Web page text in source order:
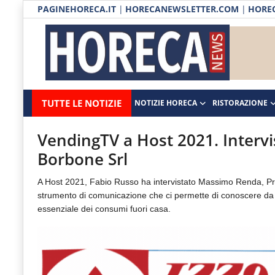
PAGINEHORECA.IT | HORECANEWSLETTER.COM |
Horecanews.it
-
Notizie
Horeca
Il
portale
del
canale
e
del
TUTTE LE NOTIZIE NOTIZIE HORECA RISTORAZIONE
Notizie HORECA
Ristorazione
Ospitalità
Distribuzione
Prodotti | Dispensa Horeca
RUBRICHE
VendingTV a Host 2021.
Borbone Srl
A Host 2021, Fabio Russo ha intervistato Massimo Renda,
strumento di comunicazione che ci permette di conoscere
essenziale dei consumi fuori casa.